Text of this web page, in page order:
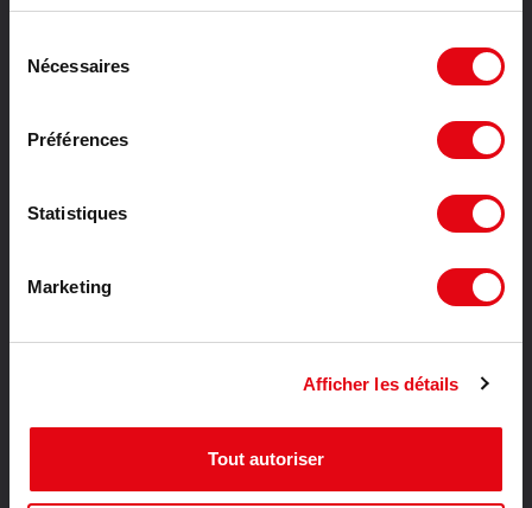
Nécessaires
Préférences
Statistiques
Marketing
Afficher les détails
Tout autoriser
Vente bureaux Strasbourg
Vente bureaux Tours
Location activités Toulouse
Location activités Nantes
Location activités Montpellier
Location activités Rennes
Vente bureaux Nord
Vente bureaux Bas Rhin
Vente bureaux Loire Atlantique